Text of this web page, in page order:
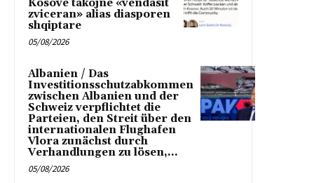
Kosove takojne «vendasit
zviceran» alias diasporen
shqiptare
05/08/2026
Albanien / Das
Investitionsschutzabkommen
zwischen Albanien und der
Schweiz verpflichtet die
Parteien, den Streit über den
internationalen Flughafen
Vlora zunächst durch
Verhandlungen zu lösen,...
05/08/2026